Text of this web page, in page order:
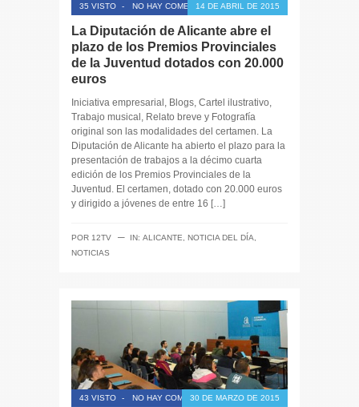
35 VISTO - NO HAY COMENTARIOS14 DE ABRIL DE 2015
La Diputación de Alicante abre el
plazo de los Premios Provinciales
de la Juventud dotados con 20.000
euros
Iniciativa empresarial, Blogs, Cartel ilustrativo,
Trabajo musical, Relato breve y Fotografía
original son las modalidades del certamen. La
Diputación de Alicante ha abierto el plazo para la
presentación de trabajos a la décimo cuarta
edición de los Premios Provinciales de la
Juventud. El certamen, dotado con 20.000 euros
y dirigido a jóvenes de entre 16 […]
POR 12TV ─ IN: ALICANTE, NOTICIA DEL DÍA,
NOTICIAS
43 VISTO - NO HAY COMENTARIOS30 DE MARZO DE 2015